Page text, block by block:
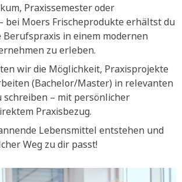
Praxissemester oder
bei Moers Frischeprodukte erhältst du
Berufspraxis in einem modernen
zu erleben.
wir die Möglichkeit, Praxisprojekte
(Bachelor/Master) in relevanten
schreiben – mit persönlicher
Praxisbezug.
Lebensmittel entstehen und
Weg zu dir passt!